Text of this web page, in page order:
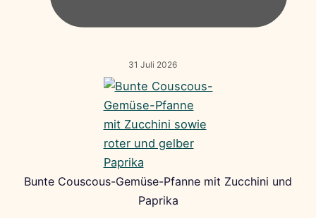
31 Juli 2026
Bunte Couscous-Gemüse-Pfanne mit Zucchini und
Paprika